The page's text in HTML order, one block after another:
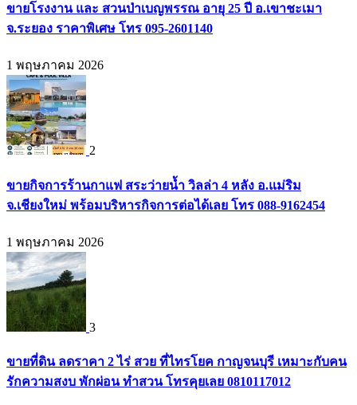
ขายโรงงาน และ สวนป่าเบญพรรณ อายุ 25 ปี อ.เขาชะเมา
จ.ระยอง ราคาพิเศษ โทร 095-2601140
1 พฤษภาคม 2026
2
ขายกิจการร้านกาแฟ สระว่ายน้ำ วิลล่า 4 หลัง อ.แม่ริม
จ.เชียงใหม่ พร้อมบริหารกิจการต่อได้เลย โทร 088-9162454
1 พฤษภาคม 2026
3
ขายที่ดิน ลดราคา 2 ไร่ สวย ที่ไทรโยค กาญจนบุรี เหมาะกับคน
รักความสงบ พักผ่อน ทำสวน โทรคุยเลย 0810117012